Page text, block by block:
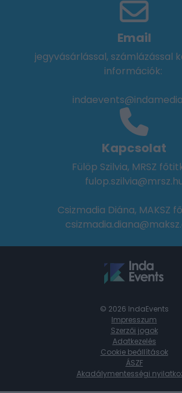
Email
jegyvásárlással, számlázással
információk:
Kapcsolat
Fülöp Szilvia, MRSZ
Csizmadia Diána, MAKSZ
© 2026 IndaEvents
Impresszum
Szerzői jogok
Adatkezelés
Cookie beállítások
ÁSZF
Akadálymentességi